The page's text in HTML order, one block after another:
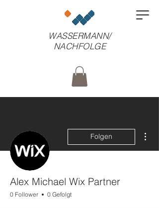
WASSERMANN/
NACHFOLGE
Folgen
Alex Michael Wix Partner
0 Follower 0 Gefolgt